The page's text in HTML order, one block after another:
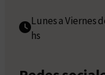
Lunes a Viernes
hs